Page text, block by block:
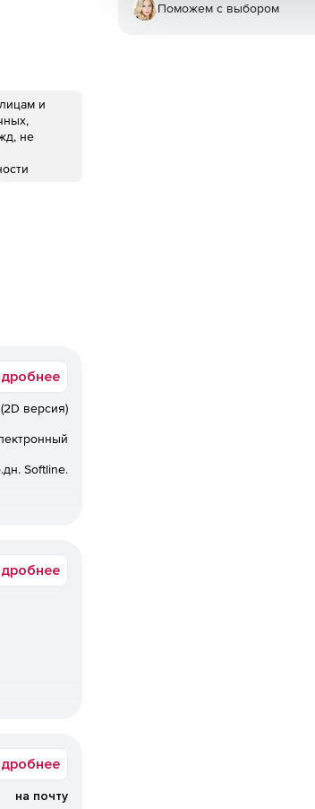
и
не
версия)
Softline.
на почту
Поможем с выбором